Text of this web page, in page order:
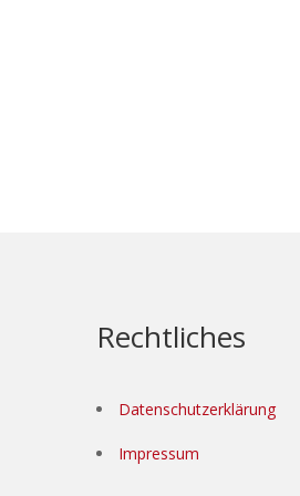
Rechtliches
Datenschutzerklärung
Impressum